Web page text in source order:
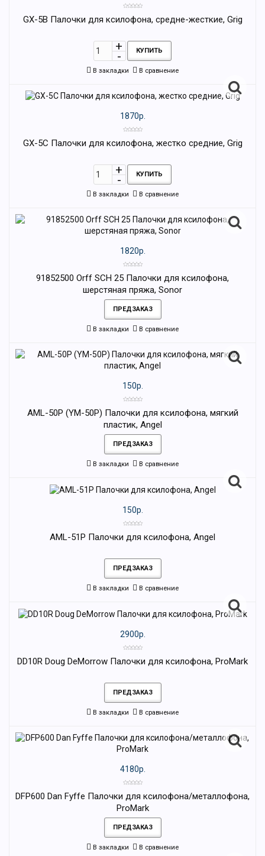
GX-5B Палочки для ксилофона, средне-жесткие, Grig
КУПИТЬ
В закладки В сравнение
1870р.
GX-5C Палочки для ксилофона, жестко средние, Grig
КУПИТЬ
В закладки В сравнение
1820р.
91852500 Orff SCH 25 Палочки для ксилофона,
шерстяная пряжа, Sonor
ПРЕДЗАКАЗ
В закладки В сравнение
150р.
AML-50P (YM-50P) Палочки для ксилофона, мягкий
пластик, Angel
ПРЕДЗАКАЗ
В закладки В сравнение
150р.
AML-51P Палочки для ксилофона, Angel
ПРЕДЗАКАЗ
В закладки В сравнение
2900р.
DD10R Doug DeMorrow Палочки для ксилофона, ProMark
ПРЕДЗАКАЗ
В закладки В сравнение
4180р.
DFP600 Dan Fyffe Палочки для ксилофона/металлофона,
ProMark
ПРЕДЗАКАЗ
В закладки В сравнение